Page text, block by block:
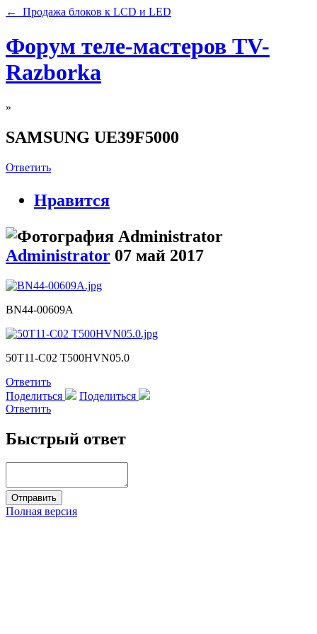
← Продажа блоков к LCD и LED
Форум теле-мастеров TV-
Razborka
»
SAMSUNG UE39F5000
Ответить
Нравится
Administrator 07 май 2017
BN44-00609A
50T11-C02 T500HVN05.0
Ответить
Поделиться
Поделиться
Ответить
Быстрый ответ
Полная версия